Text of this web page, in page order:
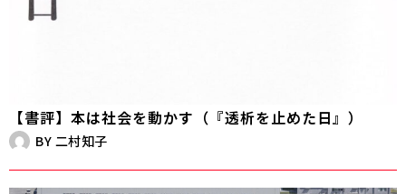
【書評】本は社会を動かす（『透析を止めた日』）
BY 二村知子